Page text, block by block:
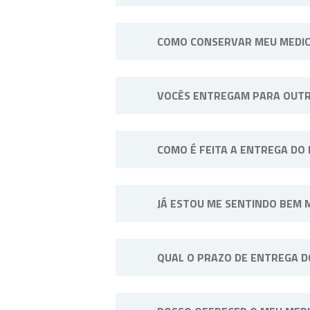
COMO CONSERVAR MEU
exemplo: “Manter sob
VOCÊS ENTREGAM PARA
COMO É FEITA A ENTREGA DO
SP, disponibilizamos entregas
JÁ ESTOU ME SENTINDO BEM
interrupção.
QUAL O PRAZO DE ENTREGA